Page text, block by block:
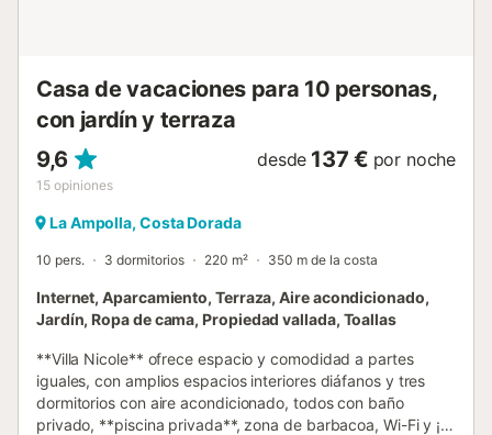
Casa de vacaciones para 10 personas,
con jardín y terraza
9,6
15 opiniones
desde 137 € por noche
La Ampolla, Costa Dorada
10 pers. 3 dormitorios 220 m² 350 m de la costa
Internet, Aparcamiento, Terraza, Aire acondicionado,
Jardín, Ropa de cama, Propiedad vallada, Toallas
**Villa Nicole** ofrece espacio y comodidad a partes
iguales, con amplios espacios interiores diáfanos y tres
dormitorios con aire acondicionado, todos con baño
privado, **piscina privada**, zona de barbacoa, Wi-Fi y ¡a